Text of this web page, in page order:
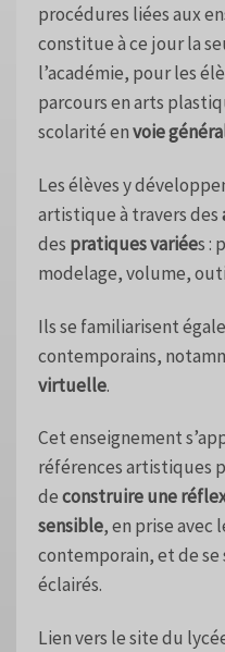
procédures liées aux
constitue à ce jour la
l’académie, pour les
parcours en arts
scolarité envoie
Les élèves y
artistique à travers des
des pratiques variées :
modelage, volume,
Ils se familiarisent
contemporains,
virtuelle.
Cet enseignement
références artistiques
deconstruire une
sensible, en prise avec
contemporain, et de
éclairés.
Lien vers le site du